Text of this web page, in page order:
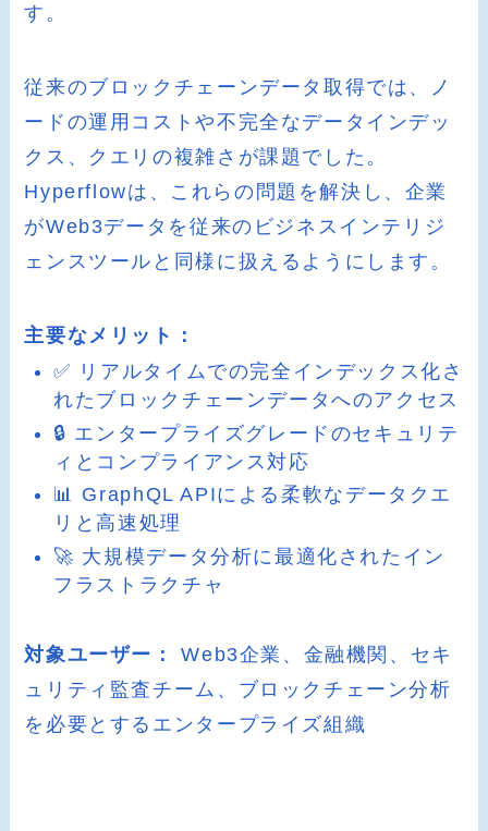
す。
従来のブロックチェーンデータ取得では、ノ
ードの運用コストや不完全なデータインデッ
クス、クエリの複雑さが課題でした。
Hyperflowは、これらの問題を解決し、企業
がWeb3データを従来のビジネスインテリジ
ェンスツールと同様に扱えるようにします。
主要なメリット：
✅ リアルタイムでの完全インデックス化さ
れたブロックチェーンデータへのアクセス
🔒 エンタープライズグレードのセキュリテ
ィとコンプライアンス対応
📊 GraphQL APIによる柔軟なデータクエ
リと高速処理
🚀 大規模データ分析に最適化されたイン
フラストラクチャ
対象ユーザー：
Web3企業、金融機関、セキ
ュリティ監査チーム、ブロックチェーン分析
を必要とするエンタープライズ組織